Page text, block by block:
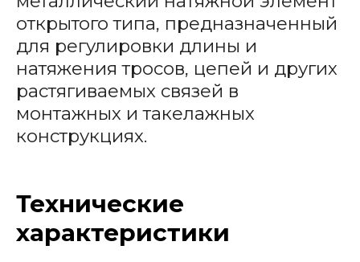
открытого типа, предназначенный
для регулировки длины и
натяжения тросов, цепей и других
растягиваемых связей в
монтажных и такелажных
конструкциях.
Технические
характеристики